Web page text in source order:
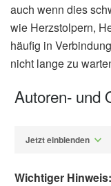
auch wenn dies
wie Herzstolpern,
häufig in
nicht lange zu
Autoren- und
Jetzt einblenden
Wichtiger Hinweis: